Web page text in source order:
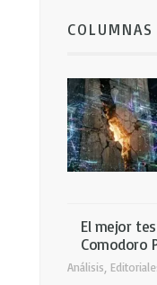
El mejor
Comodoro
Análisis